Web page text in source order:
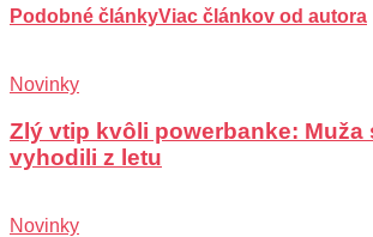
Podobné článkyViac článkov od autora
Novinky
Zlý vtip kvôli powerbanke: Muža
vyhodili z letu
Novinky